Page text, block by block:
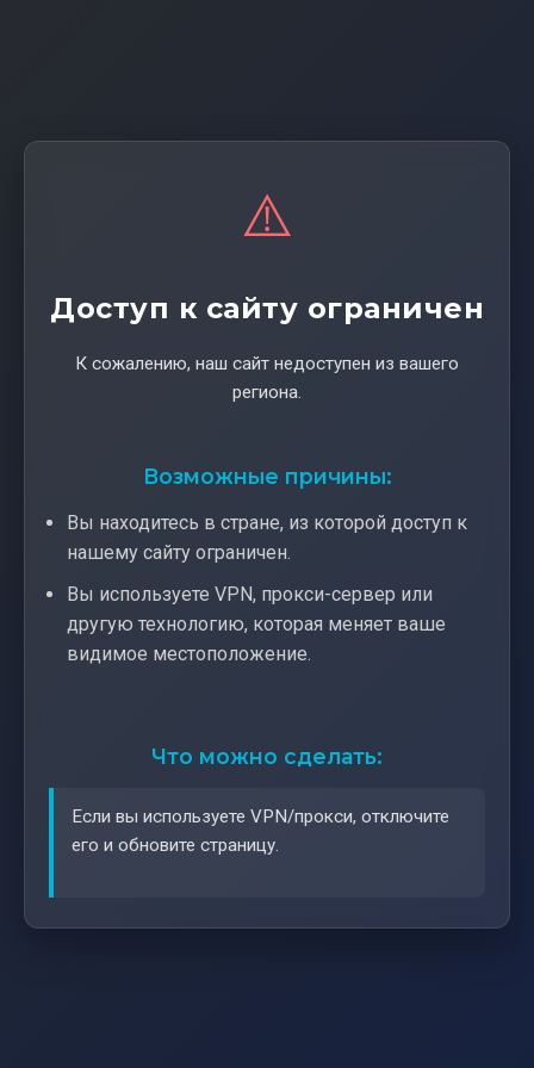
⚠️
Доступ к сайту ограничен
К сожалению, наш сайт недоступен из вашего
региона.
Возможные причины:
Вы находитесь в стране, из которой доступ к
нашему сайту ограничен.
Вы используете VPN, прокси-сервер или
другую технологию, которая меняет ваше
видимое местоположение.
Что можно сделать:
Если вы используете VPN/прокси, отключите
его и обновите страницу.